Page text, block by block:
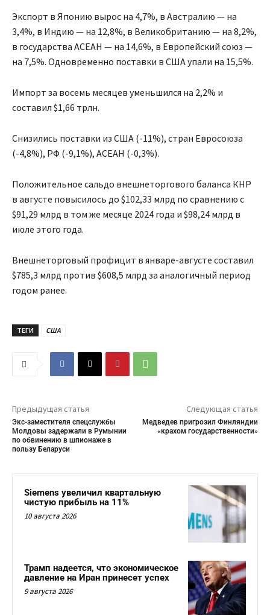
Экспорт в Японию вырос на 4,7%, в Австралию — на
3,4%, в Индию — на 12,8%, в Великобританию — на 8,2%,
в государства АСЕАН — на 14,6%, в Европейский союз —
на 7,5%. Одновременно поставки в США упали на 15,5%.
Импорт за восемь месяцев уменьшился на 2,2% и
составил $1,66 трлн.
Снизились поставки из США (-11%), стран Евросоюза
(-4,8%), РФ (-9,1%), АСЕАН (-0,3%).
Положительное сальдо внешнеторгового баланса КНР
в августе повысилось до $102,33 млрд по сравнению с
$91,29 млрд в том же месяце 2024 года и $98,24 млрд в
июле этого года.
Внешнеторговый профицит в январе-августе составил
$785,3 млрд против $608,5 млрд за аналогичный период
годом ранее.
ТЕГИ США
Предыдущая статья
Экс-заместителя спецслужбы
Молдовы задержали в Румынии
по обвинению в шпионаже в
пользу Беларуси
Следующая статья
Медведев пригрозил Финляндии
«крахом государственности»
Siemens увеличил квартальную
чистую прибыль на 11%
10 августа 2026
Трамп надеется, что экономическое
давление на Иран принесет успех
9 августа 2026